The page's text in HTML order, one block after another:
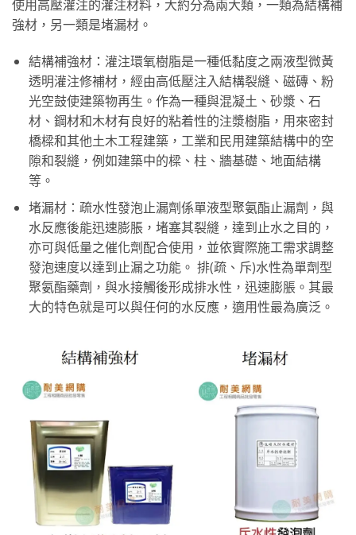
使用高壓灌注的灌注材料，大約分為兩大類，一類為結構補
強材，另一類是堵漏材。
結構補強材：灌注環氧樹脂是一種低黏度之兩液型微黃
透明灌注修補材，經由高低壓注入結構裂縫、磁磚、粉
光空鼓使建築物再生。作為一種與混凝土、砂漿、石
材、鋼材和木材有良好的粘着性的注漿樹脂，用來密封
橋樑和其他土木工程建築，工業和民用建築結構中的空
隙和裂縫，例如建築中的樑、柱、牆基礎、地面結構
等。
堵漏材：疏水性發泡止漏劑係單液型聚氨酯止漏劑，與
水反應後能迅速膨脹，堵塞其裂縫，達到止水之目的，
亦可與低量之催化劑配合使用，並依實際施工需求調整
發泡速度以達到止漏之功能。 排(疏、斥)水性為單劑型
聚氨酯藥劑，與水接觸後形成排水性，迅速膨脹。其最
大的特色就是可以與任何的水反應，適用性最為廣泛。